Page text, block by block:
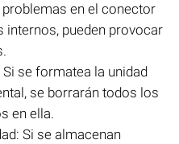
en el conector
internos, pueden provocar
se formatea la unidad
se borrarán todos los
en ella.
Si se almacenan